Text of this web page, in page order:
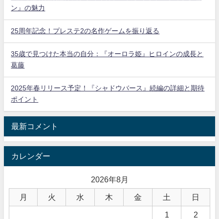
ン』の魅力
25周年記念！プレステ2の名作ゲームを振り返る
35歳で見つけた本当の自分：『オーロラ姫』ヒロインの成長と
葛藤
2025年春リリース予定！『シャドウバース』続編の詳細と期待
ポイント
最新コメント
カレンダー
2026年8月
月 火 水 木 金 土 日
1 2